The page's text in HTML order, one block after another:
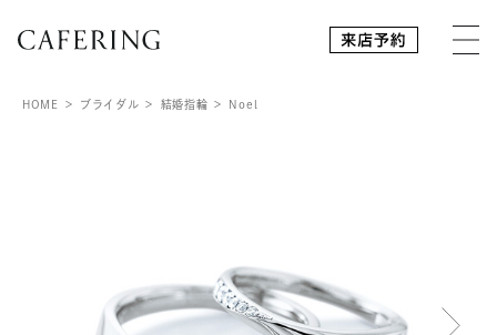
HOME ブライダル 結婚指輪 Noel